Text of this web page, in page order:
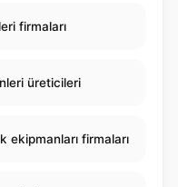
firmaları
üreticileri
ekipmanları firmaları